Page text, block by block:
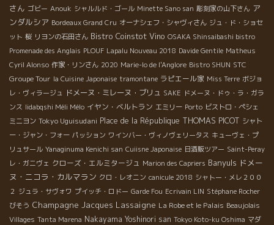
さん ゴビー Anouk シャルルド・ゴール Minette Sano san 彫刻家の山下さん ア
ンダルシア Bordeaux Grand Cru オーナシェフ・シャヴィさん ジュ・ド・ショセ
ット 桜 リヨンの石田さん Bistro Coinstot Vino OSAKA Shinsaibashi bistro
Promenade des Anglais PLOUF Lapalu Nouveau 2018 Davide Gentile Matheus
Cyril Alonso 作家・リンさん 2020 Marie-lo de l'Anglore Bistro SHUN STC
Groupe Tour la Cuisine Japonaise tramontane ラピエール家 Miss Terre ボジョ
レ・ヴィラージュ ドメーヌ・ミレーヌ・ブリュ SAKE ドメーヌ・ドゥ・ラ・ガラ
ンス Iidabqshi Méli Mélo イヤン・ベルトラン エミリー Porto ビストロ・ペシェ
ミニヨン Tokyo Uguisudani Place de la République THOMAS PICOT シャト
ー・ジャン・フォー パッション ワインバー・ヴィノヴェリータス キューヴェ・プ
リュサール Yanaginuma Kenichi san Cuiisne Japonaise 日酒販ツアー Saint-Peray
レ・ガニヴェ クローズ・エルミタージュ Marion des Capriers Banyuls ドメー
ヌ・ニコラ・カルマラン クロ・レオニン canicule 2018 シャトー・メレ２００
２ ジュラ・サヴォワ プイッチ・ロドー Garde Fou Ecrivain LIN Stéphane Rocher
びそう Champagne Jacques Lassaigne La Robe et le Palais Beaujolais
Villages Tanta Marena Nakayama Yoshinori san Tokyo Koto-ku Oshima マダ